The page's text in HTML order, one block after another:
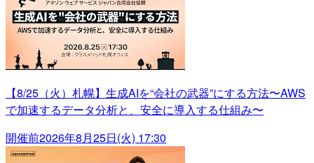
【8/25（火）札幌】生成AIを“会社の武器”にする方法〜AWS
で加速するデータ分析と、安全に導入する仕組み〜
開催前2026年8月25日(火) 17:30